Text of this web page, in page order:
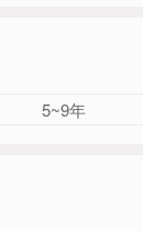
5~9年